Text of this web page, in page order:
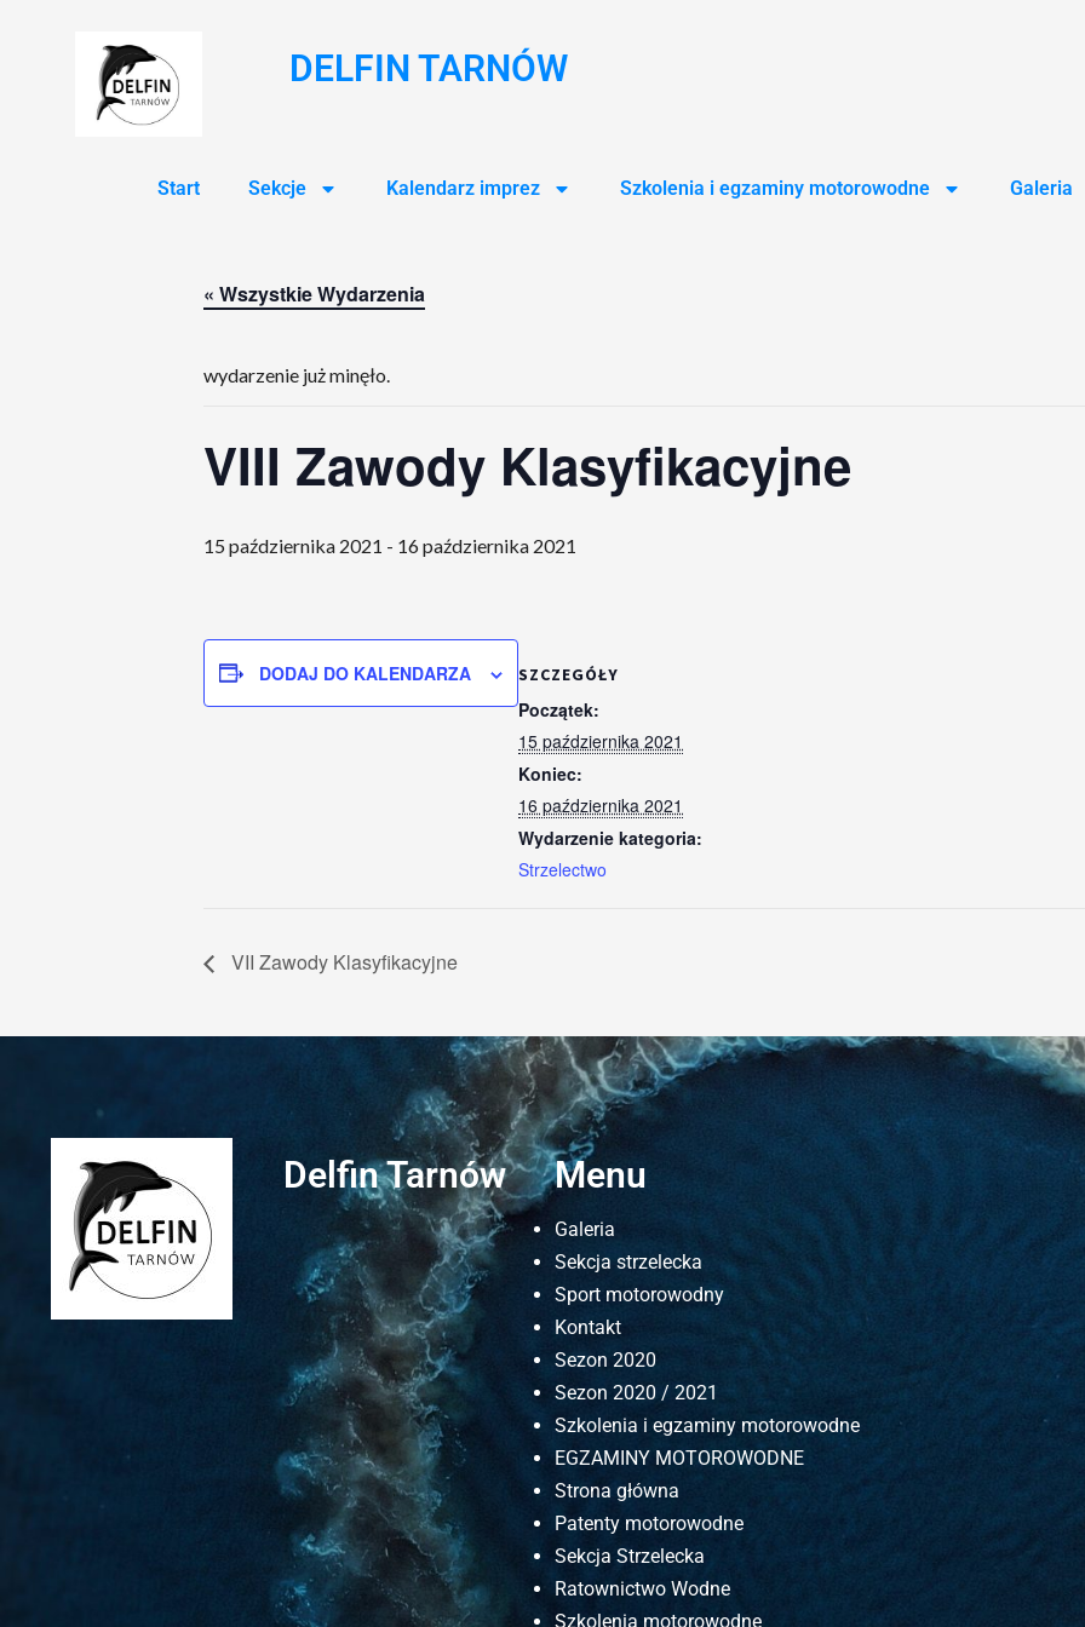
DELFIN TARNÓW
Start Sekcje Kalendarz imprez Szkolenia i egzaminy motorowodne Galeria
« Wszystkie Wydarzenia
wydarzenie już minęło.
VIII Zawody Klasyfikacyjne
15 października 2021 - 16 października 2021
DODAJ DO KALENDARZA SZCZEGÓŁY
Początek:
15 października 2021
Koniec:
16 października 2021
Wydarzenie kategoria:
Strzelectwo
VII Zawody Klasyfikacyjne
Delfin Tarnów Menu
Galeria
Sekcja strzelecka
Sport motorowodny
Kontakt
Sezon 2020
Sezon 2020 / 2021
Szkolenia i egzaminy motorowodne
EGZAMINY MOTOROWODNE
Strona główna
Patenty motorowodne
Sekcja Strzelecka
Ratownictwo Wodne
Szkolenia motorowodne